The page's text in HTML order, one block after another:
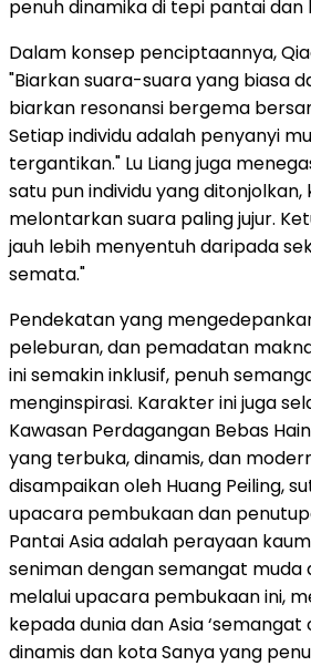
penuh dinamika di tepi pantai dan
Dalam konsep penciptaannya,
"Biarkan suara-suara yang biasa
biarkan resonansi bergema
Setiap individu adalah penyanyi
tergantikan." Lu Liang juga
satu pun individu yang
melontarkan suara paling jujur.
jauh lebih menyentuh daripada
semata."
Pendekatan yang
peleburan, dan pemadatan
ini semakin inklusif, penuh
menginspirasi. Karakter ini juga
Kawasan Perdagangan Bebas
yang terbuka, dinamis, dan
disampaikan oleh Huang Peiling,
upacara pembukaan dan
Pantai Asia adalah perayaan
seniman dengan semangat muda
melalui upacara pembukaan ini,
kepada dunia dan Asia
dinamis dan kota Sanya yang